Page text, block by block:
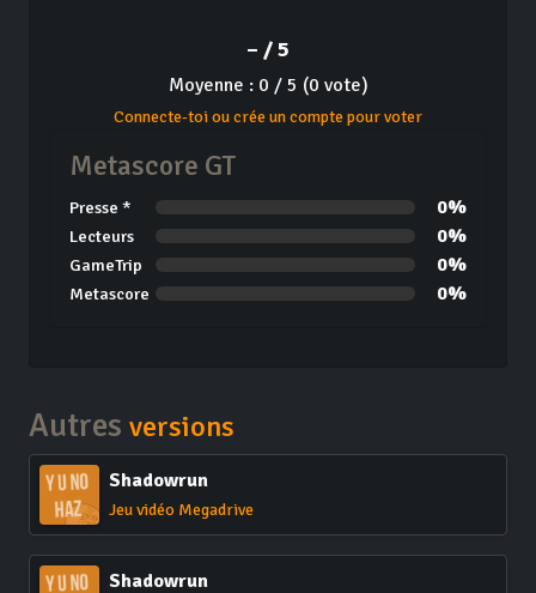
– / 5
Moyenne : 0 / 5 (0 vote)
Connecte-toi ou crée un compte pour voter
Metascore GT
Presse * 0%
Lecteurs 0%
GameTrip 0%
Metascore 0%
Autres versions
Shadowrun
Jeu vidéo Megadrive
Shadowrun